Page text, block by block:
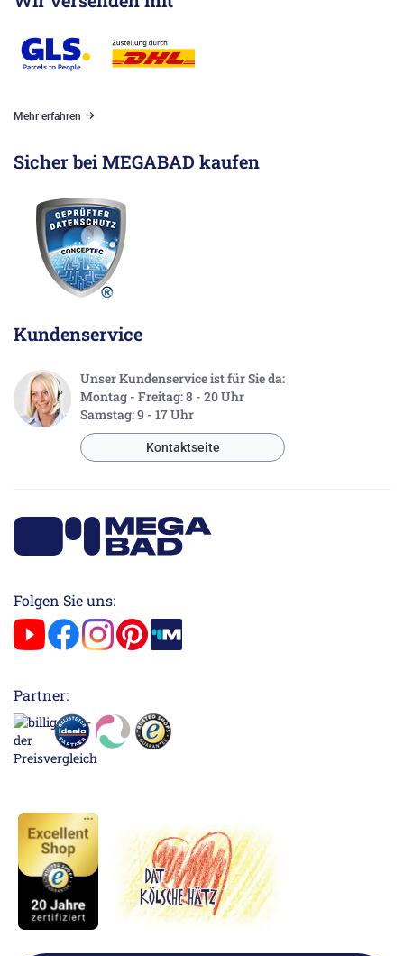
Mehr erfahren
Sicher bei MEGABAD kaufen
Kundenservice
Unser Kundenservice ist für Sie da:
Montag - Freitag: 8 - 20 Uhr
Samstag: 9 - 17 Uhr
Kontaktseite
Folgen Sie uns:
Partner: